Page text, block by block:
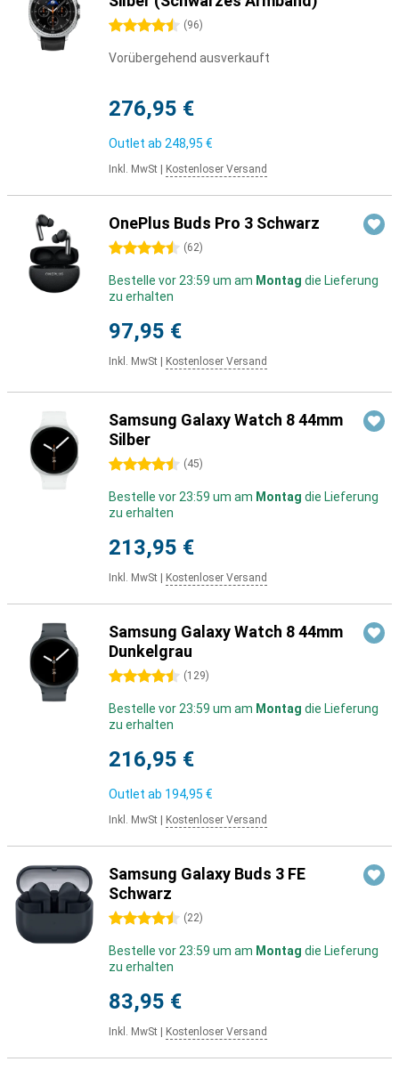
4.5 Sterne (96)
Vorübergehend ausverkauft
276,95 €
Outlet ab 248,95 €
Inkl. MwSt Kostenloser Versand
OnePlus Buds Pro 3 Schwarz
4.5 Sterne (62)
Bestelle vor 23:59 um am Montag die Lieferung
zu erhalten
97,95 €
Inkl. MwSt Kostenloser Versand
Samsung Galaxy Watch 8 44mm
Silber
4.5 Sterne (45)
Bestelle vor 23:59 um am Montag die Lieferung
zu erhalten
213,95 €
Inkl. MwSt Kostenloser Versand
Samsung Galaxy Watch 8 44mm
Dunkelgrau
4.5 Sterne (129)
Bestelle vor 23:59 um am Montag die Lieferung
zu erhalten
216,95 €
Outlet ab 194,95 €
Inkl. MwSt Kostenloser Versand
Samsung Galaxy Buds 3 FE
Schwarz
4.5 Sterne (22)
Bestelle vor 23:59 um am Montag die Lieferung
zu erhalten
83,95 €
Inkl. MwSt Kostenloser Versand